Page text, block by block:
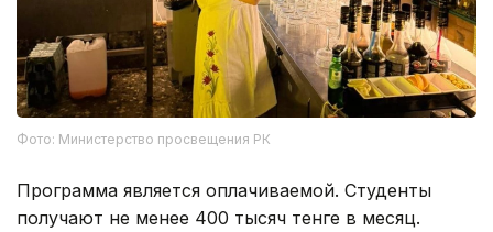
Фото: Министерство просвещения РК
Программа является оплачиваемой. Студенты
получают не менее 400 тысяч тенге в месяц.